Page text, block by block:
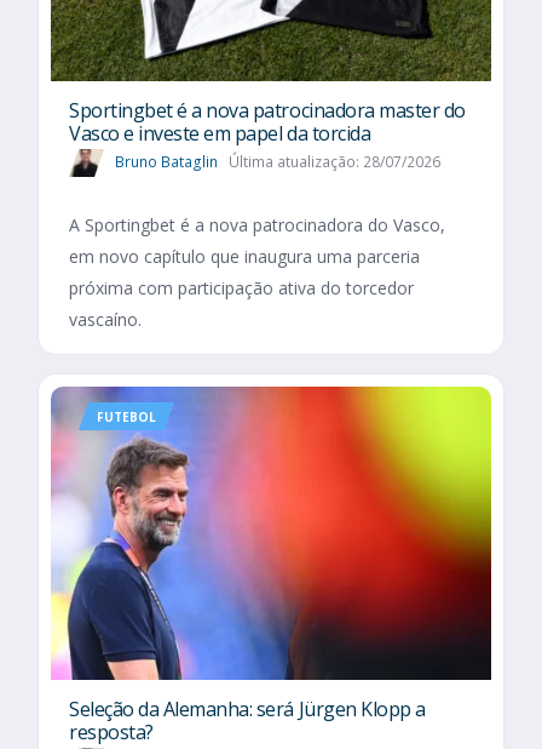
Sportingbet é a nova patrocinadora master do
Vasco e investe em papel da torcida
Bruno Bataglin Última atualização: 28/07/2026
A Sportingbet é a nova patrocinadora do Vasco,
em novo capítulo que inaugura uma parceria
próxima com participação ativa do torcedor
vascaíno.
FUTEBOL
Seleção da Alemanha: será Jürgen Klopp a
resposta?